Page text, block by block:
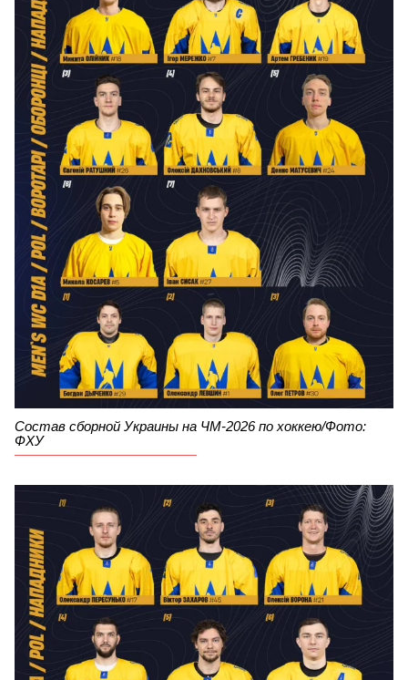
Состав сборной Украины на ЧМ-2026 по хоккею/Фото:
ФХУ